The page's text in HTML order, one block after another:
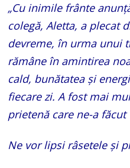
„Cu inimile frânte
colegă, Aletta, a plecat
devreme, în urma unui
rămâne în amintirea
cald, bunătatea și
fiecare zi. A fost mai
prietenă care ne-a
Ne vor lipsi râsetele și